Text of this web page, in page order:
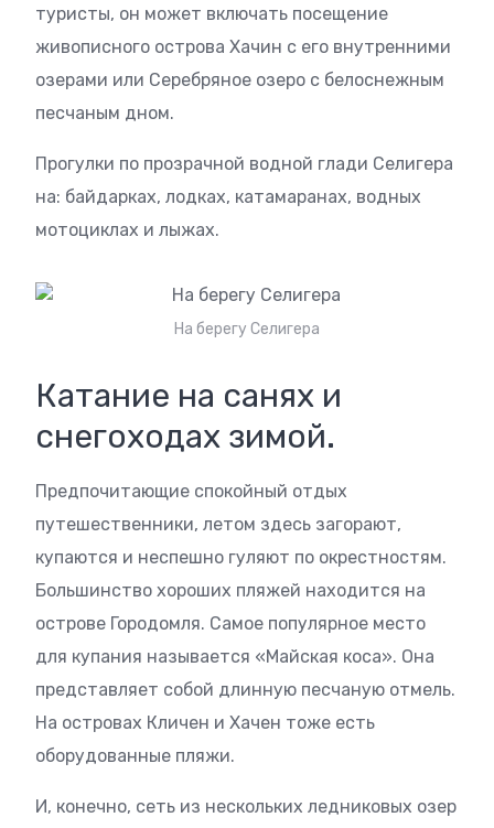
туристы, он может включать посещение
живописного острова Хачин с его внутренними
озерами или Серебряное озеро с белоснежным
песчаным дном.
Прогулки по прозрачной водной глади Селигера
на: байдарках, лодках, катамаранах, водных
мотоциклах и лыжах.
На берегу Селигера
Катание на санях и
снегоходах зимой.
Предпочитающие спокойный отдых
путешественники, летом здесь загорают,
купаются и неспешно гуляют по окрестностям.
Большинство хороших пляжей находится на
острове Городомля. Самое популярное место
для купания называется «Майская коса». Она
представляет собой длинную песчаную отмель.
На островах Кличен и Хачен тоже есть
оборудованные пляжи.
И, конечно, сеть из нескольких ледниковых озер